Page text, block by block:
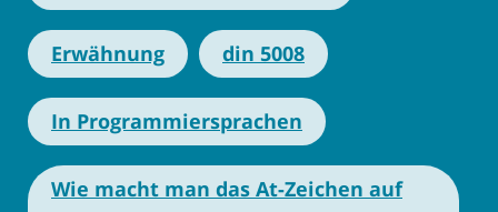
Erwähnung din 5008
In Programmiersprachen
Wie macht man das At-Zeichen auf